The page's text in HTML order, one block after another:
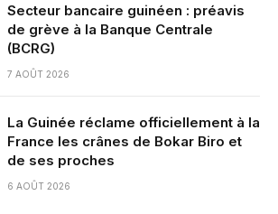
Secteur bancaire guinéen : préavis
de grève à la Banque Centrale
(BCRG)
7 AOÛT 2026
La Guinée réclame officiellement à la
France les crânes de Bokar Biro et
de ses proches
6 AOÛT 2026